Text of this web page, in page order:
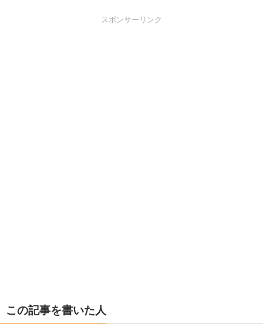
スポンサーリンク
この記事を書いた人